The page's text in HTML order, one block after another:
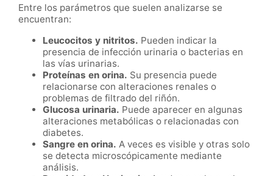
Entre los parámetros que suelen analizarse se
encuentran:
Leucocitos y nitritos. Pueden indicar la
presencia de infección urinaria o bacterias en
las vías urinarias.
Proteínas en orina. Su presencia puede
relacionarse con alteraciones renales o
problemas de filtrado del riñón.
Glucosa urinaria. Puede aparecer en algunas
alteraciones metabólicas o relacionadas con
diabetes.
Sangre en orina. A veces es visible y otras solo
se detecta microscópicamente mediante
análisis.